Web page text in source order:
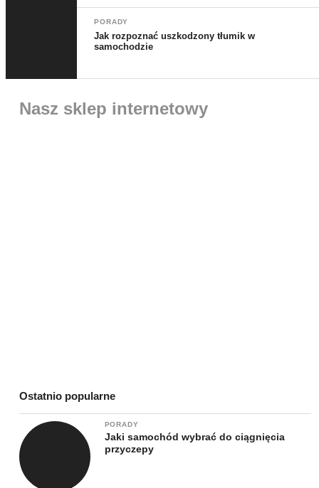
PORADY
Jak rozpoznać uszkodzony tłumik w
samochodzie
Nasz sklep internetowy
Ostatnio popularne
PORADY
Jaki samochód wybrać do ciągnięcia
przyczepy